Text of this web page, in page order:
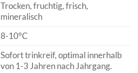
Trocken, fruchtig, frisch,
mineralisch
8-10°C
Sofort trinkreif, optimal innerhalb
von 1-3 Jahren nach Jahrgang.